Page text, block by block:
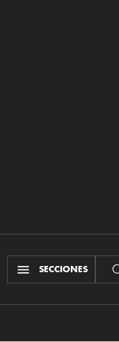
SECCIONES